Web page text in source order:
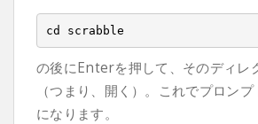
cd scrabble
の後にEnterを押して、そのディレ
（つまり、開く）。これでプロン
になります。